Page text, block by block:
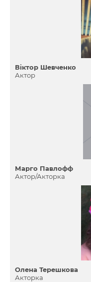
Віктор Шевченко
Актор
Марго Павлофф
Актор/Акторка
Олена Терешкова
Акторка